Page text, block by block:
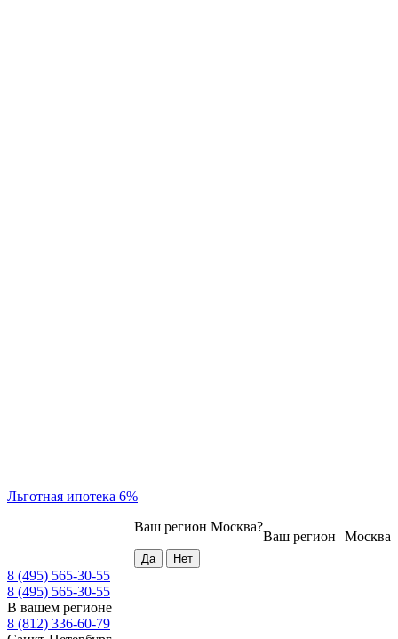
Льготная ипотека 6%
Москва
Ваш регион
Ваш регион Москва?
8 (495) 565-30-55
8 (495) 565-30-55
В вашем регионе
8 (812) 336-60-79